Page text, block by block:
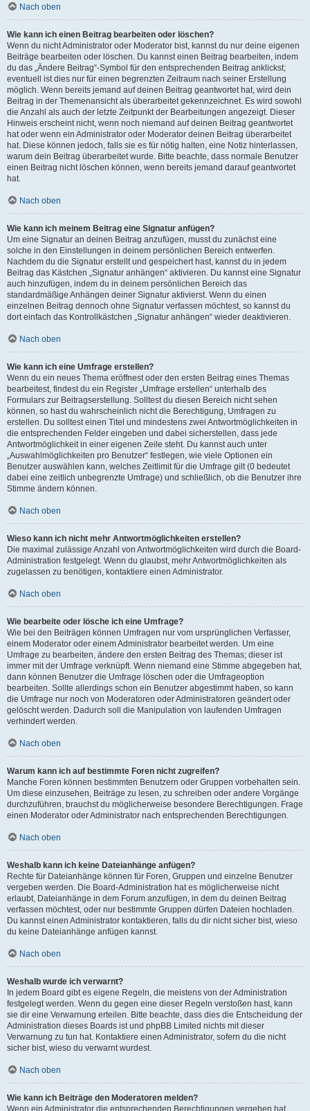
Nach oben
Wie kann ich einen Beitrag bearbeiten oder löschen?
Wenn du nicht Administrator oder Moderator bist, kannst du nur deine eigenen
Beiträge bearbeiten oder löschen. Du kannst einen Beitrag bearbeiten, indem
du das „Ändere Beitrag“-Symbol für den entsprechenden Beitrag anklickst;
eventuell ist dies nur für einen begrenzten Zeitraum nach seiner Erstellung
möglich. Wenn bereits jemand auf deinen Beitrag geantwortet hat, wird dein
Beitrag in der Themenansicht als überarbeitet gekennzeichnet. Es wird sowohl
die Anzahl als auch der letzte Zeitpunkt der Bearbeitungen angezeigt. Dieser
Hinweis erscheint nicht, wenn noch niemand auf deinen Beitrag geantwortet
hat oder wenn ein Administrator oder Moderator deinen Beitrag überarbeitet
hat. Diese können jedoch, falls sie es für nötig halten, eine Notiz hinterlassen,
warum dein Beitrag überarbeitet wurde. Bitte beachte, dass normale Benutzer
einen Beitrag nicht löschen können, wenn bereits jemand darauf geantwortet
hat.
Nach oben
Wie kann ich meinem Beitrag eine Signatur anfügen?
Um eine Signatur an deinen Beitrag anzufügen, musst du zunächst eine
solche in den Einstellungen in deinem persönlichen Bereich entwerfen.
Nachdem du die Signatur erstellt und gespeichert hast, kannst du in jedem
Beitrag das Kästchen „Signatur anhängen“ aktivieren. Du kannst eine Signatur
auch hinzufügen, indem du in deinem persönlichen Bereich das
standardmäßige Anhängen deiner Signatur aktivierst. Wenn du einen
einzelnen Beitrag dennoch ohne Signatur verfassen möchtest, so kannst du
dort einfach das Kontrollkästchen „Signatur anhängen“ wieder deaktivieren.
Nach oben
Wie kann ich eine Umfrage erstellen?
Wenn du ein neues Thema eröffnest oder den ersten Beitrag eines Themas
bearbeitest, findest du ein Register „Umfrage erstellen“ unterhalb des
Formulars zur Beitragserstellung. Solltest du diesen Bereich nicht sehen
können, so hast du wahrscheinlich nicht die Berechtigung, Umfragen zu
erstellen. Du solltest einen Titel und mindestens zwei Antwortmöglichkeiten in
die entsprechenden Felder eingeben und dabei sicherstellen, dass jede
Antwortmöglichkeit in einer eigenen Zeile steht. Du kannst auch unter
„Auswahlmöglichkeiten pro Benutzer“ festlegen, wie viele Optionen ein
Benutzer auswählen kann, welches Zeitlimit für die Umfrage gilt (0 bedeutet
dabei eine zeitlich unbegrenzte Umfrage) und schließlich, ob die Benutzer ihre
Stimme ändern können.
Nach oben
Wieso kann ich nicht mehr Antwortmöglichkeiten erstellen?
Die maximal zulässige Anzahl von Antwortmöglichkeiten wird durch die Board-
Administration festgelegt. Wenn du glaubst, mehr Antwortmöglichkeiten als
zugelassen zu benötigen, kontaktiere einen Administrator.
Nach oben
Wie bearbeite oder lösche ich eine Umfrage?
Wie bei den Beiträgen können Umfragen nur vom ursprünglichen Verfasser,
einem Moderator oder einem Administrator bearbeitet werden. Um eine
Umfrage zu bearbeiten, ändere den ersten Beitrag des Themas; dieser ist
immer mit der Umfrage verknüpft. Wenn niemand eine Stimme abgegeben hat,
dann können Benutzer die Umfrage löschen oder die Umfrageoption
bearbeiten. Sollte allerdings schon ein Benutzer abgestimmt haben, so kann
die Umfrage nur noch von Moderatoren oder Administratoren geändert oder
gelöscht werden. Dadurch soll die Manipulation von laufenden Umfragen
verhindert werden.
Nach oben
Warum kann ich auf bestimmte Foren nicht zugreifen?
Manche Foren können bestimmten Benutzern oder Gruppen vorbehalten sein.
Um diese einzusehen, Beiträge zu lesen, zu schreiben oder andere Vorgänge
durchzuführen, brauchst du möglicherweise besondere Berechtigungen. Frage
einen Moderator oder Administrator nach entsprechenden Berechtigungen.
Nach oben
Weshalb kann ich keine Dateianhänge anfügen?
Rechte für Dateianhänge können für Foren, Gruppen und einzelne Benutzer
vergeben werden. Die Board-Administration hat es möglicherweise nicht
erlaubt, Dateianhänge in dem Forum anzufügen, in dem du deinen Beitrag
verfassen möchtest, oder nur bestimmte Gruppen dürfen Dateien hochladen.
Du kannst einen Administrator kontaktieren, falls du dir nicht sicher bist, wieso
du keine Dateianhänge anfügen kannst.
Nach oben
Weshalb wurde ich verwarnt?
In jedem Board gibt es eigene Regeln, die meistens von der Administration
festgelegt werden. Wenn du gegen eine dieser Regeln verstoßen hast, kann
sie dir eine Verwarnung erteilen. Bitte beachte, dass dies die Entscheidung der
Administration dieses Boards ist und phpBB Limited nichts mit dieser
Verwarnung zu tun hat. Kontaktiere einen Administrator, sofern du die nicht
sicher bist, wieso du verwarnt wurdest.
Nach oben
Wie kann ich Beiträge den Moderatoren melden?
Wenn ein Administrator die entsprechenden Berechtigungen vergeben hat,